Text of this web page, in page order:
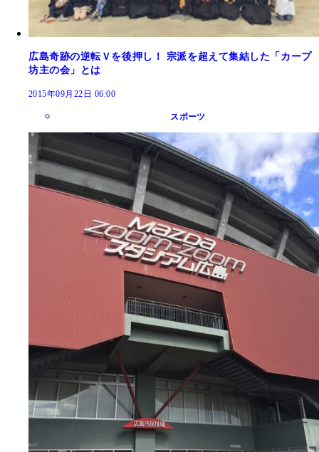
広島奇跡の逆転Ｖを後押し！ 宗派を超えて集結した「カープ
坊主の会」とは
2015年09月22日 06:00
スポーツ